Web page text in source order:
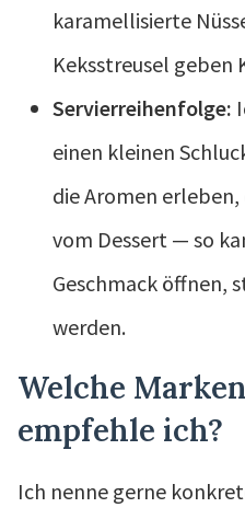
karamellisierte
Keksstreusel geben
Servierreihenfolge:
einen kleinen
die Aromen
vom Dessert — so
Geschmack öffnen,
werden.
Welche
empfehle ich?
Ich nenne gerne